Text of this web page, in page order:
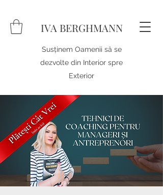
IVA BERGHMANN
Susținem Oamenii să se
dezvolte din Interior spre
Exterior